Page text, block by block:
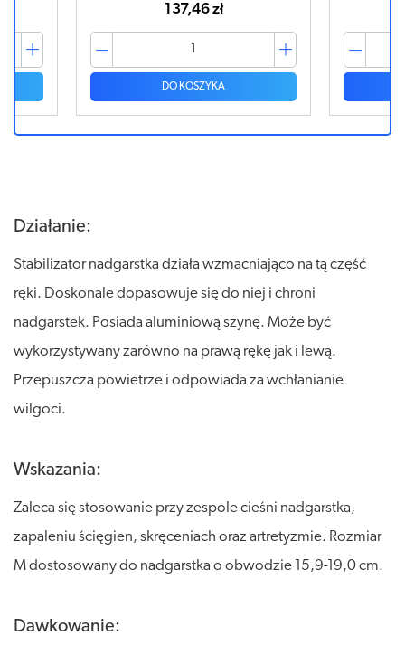
137,46 zł
DO KOSZYKA
Działanie:
Stabilizator nadgarstka działa wzmacniająco na tą część
ręki. Doskonale dopasowuje się do niej i chroni
nadgarstek. Posiada aluminiową szynę. Może być
wykorzystywany zarówno na prawą rękę jak i lewą.
Przepuszcza powietrze i odpowiada za wchłanianie
wilgoci.
Wskazania:
Zaleca się stosowanie przy zespole cieśni nadgarstka,
zapaleniu ścięgien, skręceniach oraz artretyzmie. Rozmiar
M dostosowany do nadgarstka o obwodzie 15,9-19,0 cm.
Dawkowanie: